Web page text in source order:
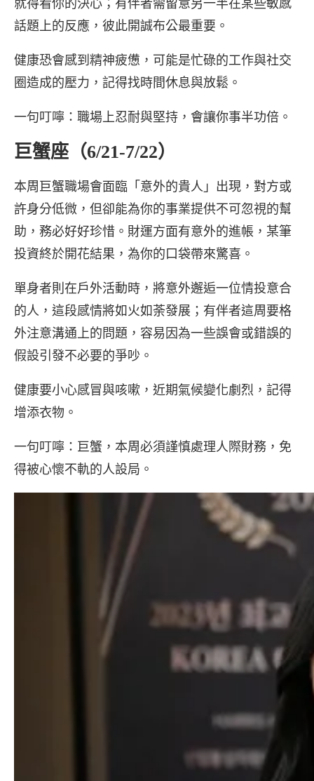
就得看你的決心；有伴者需留意另一半在某些敏感
話題上的反應，彼此開誠布公最重要。
健康恐會感到精神疲憊，可能是忙碌的工作與社交
圈造成的壓力，記得找時間休息與放鬆。
一句叮嚀：職場上忍耐與堅持，會讓你事半功倍。
巨蟹座（6/21-7/22）
本周巨蟹職場會面臨「意外的貴人」出現，對方或
許身分低微，但卻能為你的事業提供不可忽視的幫
助，務必好好珍惜。財運方面有意外的進帳，某筆
投資終於開花結果，為你的口袋帶來驚喜。
單身者則在戶外活動時，將意外邂逅一位情投意合
的人，這段感情將如火如荼發展；有伴者這周要格
外注意溝通上的問題，容易因為一些誤會或錯誤的
假設引發不必要的爭吵。
健康要小心感冒與咳嗽，近期氣候變化劇烈，記得
增添衣物。
一句叮嚀：巨蟹，本周必須謹慎處理人際財務，免
得被心懷不軌的人設局。